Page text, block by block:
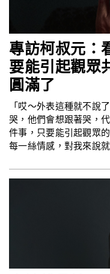
專訪柯叔元：
要能引起觀眾
圓滿了
「哎～外表這種就不說
哭，他們會想跟著哭，
件事，只要能引起觀眾
每一絲情感，對我來說